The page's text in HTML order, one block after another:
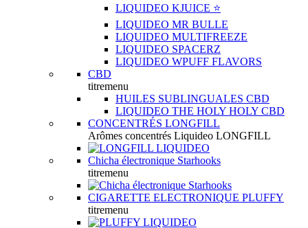
LIQUIDEO KJUICE ⭐️
LIQUIDEO MR BULLE
LIQUIDEO MULTIFREEZE
LIQUIDEO SPACERZ
LIQUIDEO WPUFF FLAVORS
CBD
titremenu
HUILES SUBLINGUALES CBD
LIQUIDEO THE HOLY HOLY CBD
CONCENTRÉS LONGFILL
Arômes concentrés Liquideo LONGFILL
Chicha électronique Starhooks
titremenu
CIGARETTE ELECTRONIQUE PLUFFY
titremenu